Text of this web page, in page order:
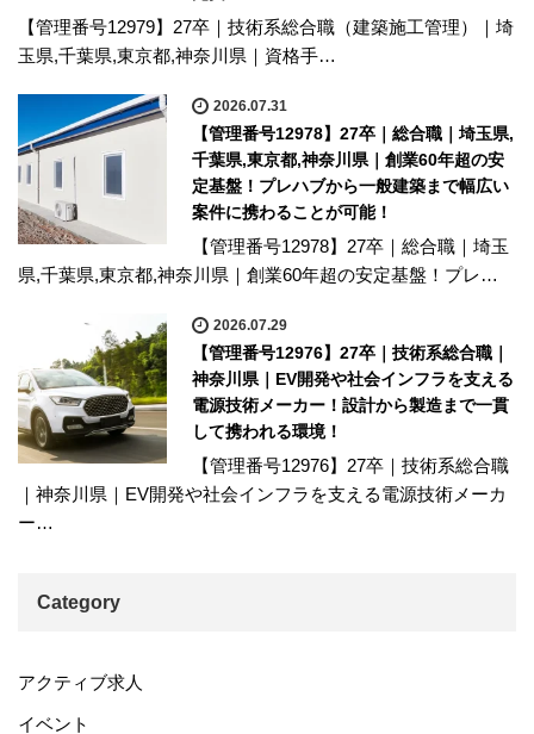
【管理番号12979】27卒｜技術系総合職（建築施工管理）｜埼
玉県,千葉県,東京都,神奈川県｜資格手…
2026.07.31
【管理番号12978】27卒｜総合職｜埼玉県,
千葉県,東京都,神奈川県｜創業60年超の安
定基盤！プレハブから一般建築まで幅広い
案件に携わることが可能！
【管理番号12978】27卒｜総合職｜埼玉
県,千葉県,東京都,神奈川県｜創業60年超の安定基盤！プレ…
2026.07.29
【管理番号12976】27卒｜技術系総合職｜
神奈川県｜EV開発や社会インフラを支える
電源技術メーカー！設計から製造まで一貫
して携われる環境！
【管理番号12976】27卒｜技術系総合職
｜神奈川県｜EV開発や社会インフラを支える電源技術メーカ
ー…
Category
アクティブ求人
イベント